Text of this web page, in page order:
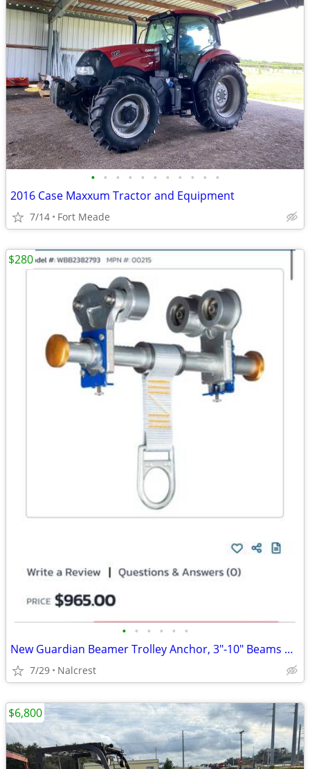
• • • • • • • • • • •
2016 Case Maxxum Tractor and Equipment
7/14 Fort Meade
• • • • • •
New Guardian Beamer Trolley Anchor, 3"-10" Beams Up To 9/10" Thick, 420Lbs Cap
7/29 Nalcrest
$280
$6,800